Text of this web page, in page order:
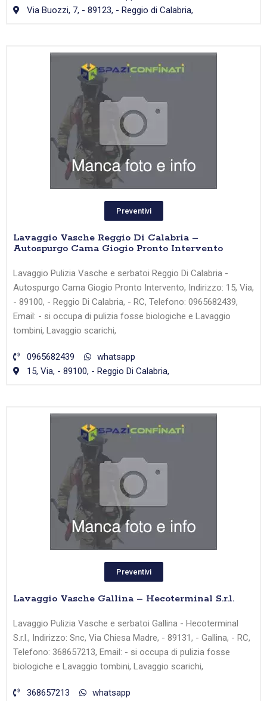
Via Buozzi, 7, - 89123, - Reggio di Calabria,
Preventivi
Lavaggio Vasche Reggio Di Calabria –
Autospurgo Cama Giogio Pronto Intervento
Lavaggio Pulizia Vasche e serbatoi Reggio Di Calabria -
Autospurgo Cama Giogio Pronto Intervento, Indirizzo: 15, Via,
- 89100, - Reggio Di Calabria, - RC, Telefono: 0965682439,
Email: - si occupa di pulizia fosse biologiche e Lavaggio
tombini, Lavaggio scarichi,
0965682439
whatsapp
15, Via, - 89100, - Reggio Di Calabria,
Preventivi
Lavaggio Vasche Gallina – Hecoterminal S.r.l.
Lavaggio Pulizia Vasche e serbatoi Gallina - Hecoterminal
S.r.l., Indirizzo: Snc, Via Chiesa Madre, - 89131, - Gallina, - RC,
Telefono: 368657213, Email: - si occupa di pulizia fosse
biologiche e Lavaggio tombini, Lavaggio scarichi,
368657213
whatsapp